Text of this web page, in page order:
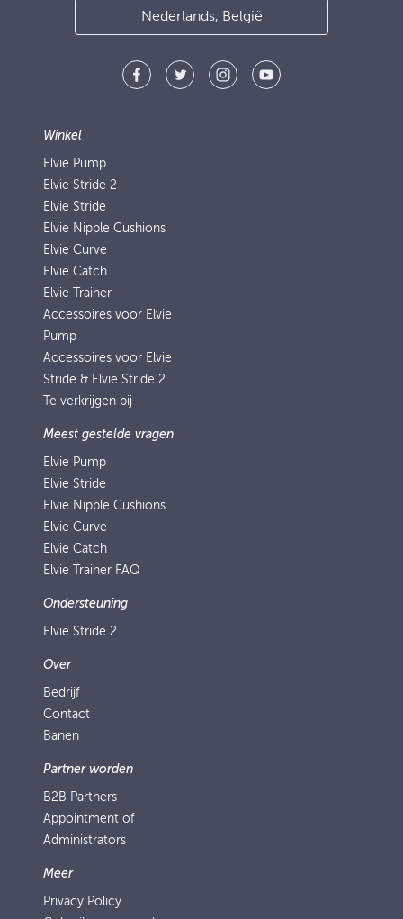
Nederlands, België
Winkel
Elvie Pump
Elvie Stride 2
Elvie Stride
Elvie Nipple Cushions
Elvie Curve
Elvie Catch
Elvie Trainer
Accessoires voor Elvie
Pump
Accessoires voor Elvie
Stride & Elvie Stride 2
Te verkrijgen bij
Meest gestelde vragen
Elvie Pump
Elvie Stride
Elvie Nipple Cushions
Elvie Curve
Elvie Catch
Elvie Trainer FAQ
Ondersteuning
Elvie Stride 2
Over
Bedrijf
Contact
Banen
Partner worden
B2B Partners
Appointment of
Administrators
Meer
Privacy Policy